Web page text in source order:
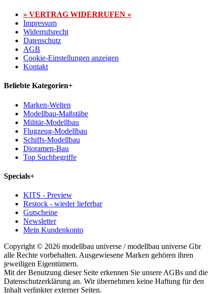
» VERTRAG WIDERRUFEN «
Impressum
Widerrufsrecht
Datenschutz
AGB
Cookie-Einstellungen anzeigen
Kontakt
Beliebte Kategorien+
Marken-Welten
Modellbau-Maßstäbe
Militär-Modellbau
Flugzeug-Modellbau
Schiffs-Modellbau
Dioramen-Bau
Top Suchbegriffe
Specials+
KITS - Preview
Restock - wieder lieferbar
Gutscheine
Newsletter
Mein Kundenkonto
Copyright © 2026 modellbau universe / modellbau universe Gbr
alle Rechte vorbehalten. Ausgewiesene Marken gehören ihren
jeweiligen Eigentümern.
Mit der Benutzung dieser Seite erkennen Sie unsere AGBs und die
Datenschutzerklärung an. Wir übernehmen keine Haftung für den
Inhalt verlinkter externer Seiten.